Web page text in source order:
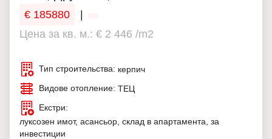
€ 185880
Цена за кв. м.: € 2 446 /m2
Тип строительства: керпич
Видове отопление: ТЕЦ
Екстри:
луксозен имот, асансьор, склад в апартамента, за
инвестиции